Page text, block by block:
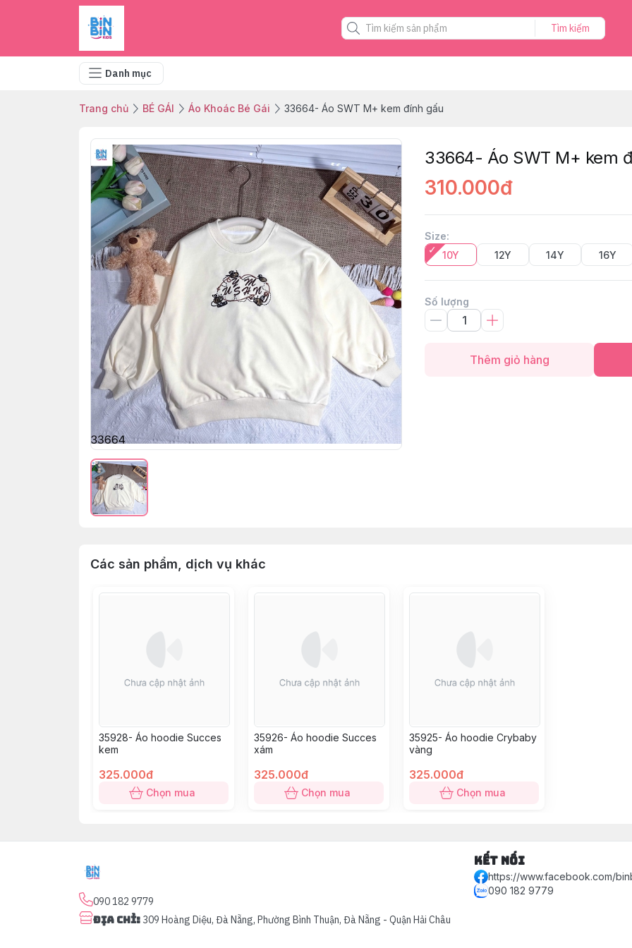
Tìm kiếm
Danh mục
Trang chủ BÉ GÁI Áo Khoác Bé Gái 33664- Áo SWT M+ kem đính gấu
33664- Áo SWT M+ kem
310.000đ
Size:
10Y
12Y 14Y 16Y
Số lượng
Thêm giỏ hàng
Các sản phẩm, dịch vụ khác
35928- Áo hoodie Succes
kem
325.000đ
Chọn mua
35926- Áo hoodie Succes
xám
325.000đ
Chọn mua
35925- Áo hoodie Crybaby
vàng
325.000đ
Chọn mua
090 182 9779
Địa chỉ: 309 Hoàng Diệu, Đà Nẵng, Phường Bình Thuận, Đà Nẵng - Quận Hải Châu
Kết nối
https://www.facebook.com/
090 182 9779